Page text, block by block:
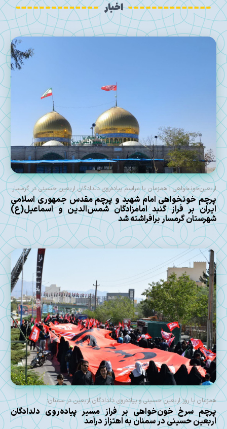
اخبار
اربعین‌خونخواهی | همزمان با مراسم پیاده‌روی دلدادگان اربعین حسینی در گرمسار
پرچم خونخواهی امام شهید و پرچم مقدس جمهوری اسلامی
ایران بر فراز گنبد امامزادگان شمس‌الدین و اسماعیل(ع)
شهرستان گرمسار برافراشته شد
همزمان با روز اربعین حسینی و پیاده‌روی دلدادگان اربعین در سمنان؛
پرچم سرخ خون‌خواهی بر فراز مسیر پیاده‌روی دلدادگان
اربعین حسینی در سمنان به اهتزاز درآمد